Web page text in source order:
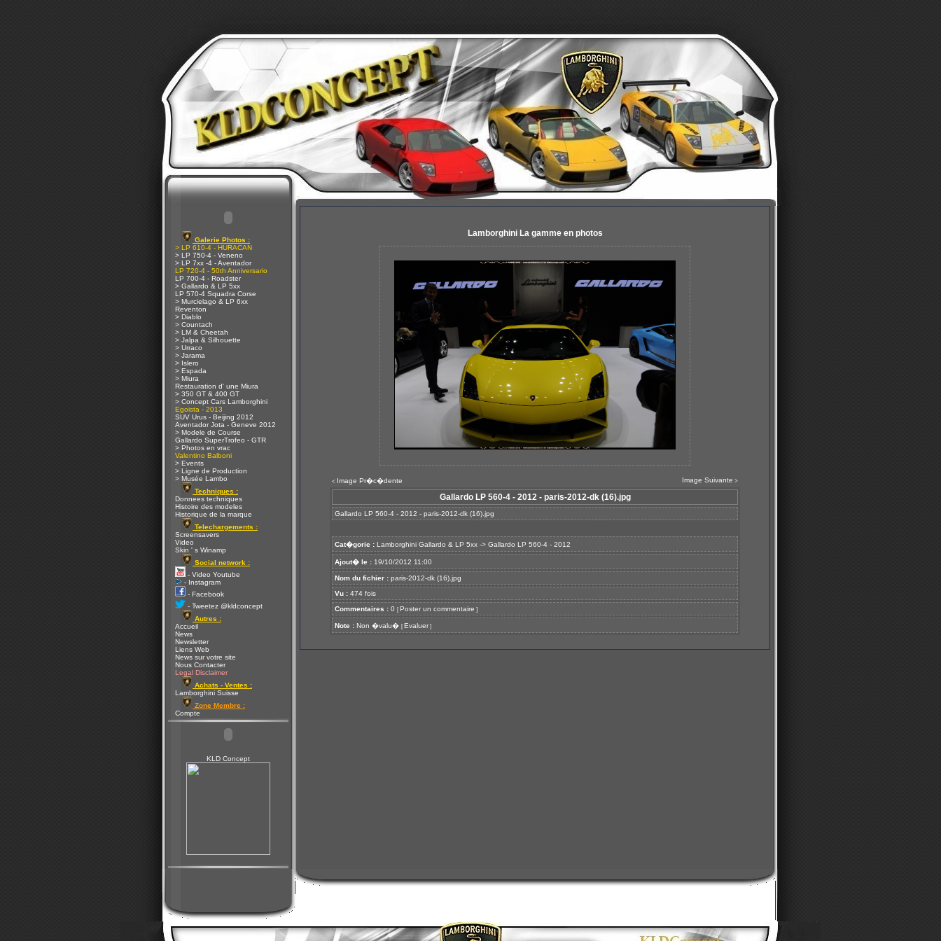
Galerie Photos :
> LP 610-4 - HURACAN
> LP 750-4 - Veneno
> LP 7xx -4 - Aventador
LP 720-4 - 50th Anniversario
LP 700-4 - Roadster
> Gallardo & LP 5xx
LP 570-4 Squadra Corse
> Murcielago & LP 6xx
Reventon
> Diablo
> Countach
> LM & Cheetah
> Jalpa & Silhouette
> Urraco
> Jarama
> Islero
> Espada
> Miura
Restauration d' une Miura
> 350 GT & 400 GT
> Concept Cars Lamborghini
Egoista - 2013
SUV Urus - Beijing 2012
Aventador Jota - Geneve 2012
> Modele de Course
Gallardo SuperTrofeo - GTR
> Photos en vrac
Valentino Balboni
> Events
> Ligne de Production
> Musée Lambo
Techniques :
Donnees techniques
Histoire des modeles
Historique de la marque
Telechargements :
Screensavers
Video
Skin ' s Winamp
Social network :
- Video Youtube
- Instagram
- Facebook
- Tweetez @kldconcept
Autres :
Accueil
News
Newsletter
Liens Web
News sur votre site
Nous Contacter
Legal Disclaimer
Achats - Ventes :
Lamborghini Suisse
Zone Membre :
Compte
KLD Concept
Lamborghini La gamme en photos
< Image Pr�c�dente Image Suivante >
Gallardo LP 560-4 - 2012 - paris-2012-dk (16).jpg
Gallardo LP 560-4 - 2012 - paris-2012-dk (16).jpg
Cat�gorie : Lamborghini Gallardo & LP 5xx -> Gallardo LP 560-4 - 2012
Ajout� le : 19/10/2012 11:00
Nom du fichier : paris-2012-dk (16).jpg
Vu : 474 fois
Commentaires : 0 [ Poster un commentaire ]
Note : Non �valu� [ Evaluer ]